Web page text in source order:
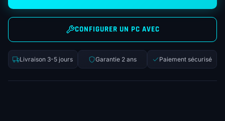
CONFIGURER UN PC AVEC
Livraison 3-5 jours Garantie 2 ans Paiement sécurisé